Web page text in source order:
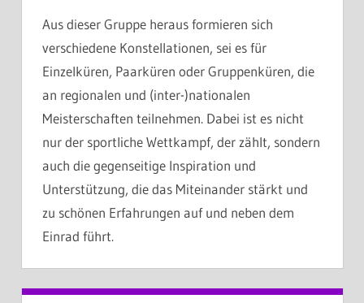
Aus dieser Gruppe heraus formieren sich
verschiedene Konstellationen, sei es für
Einzelküren, Paarküren oder Gruppenküren, die
an regionalen und (inter-)nationalen
Meisterschaften teilnehmen. Dabei ist es nicht
nur der sportliche Wettkampf, der zählt, sondern
auch die gegenseitige Inspiration und
Unterstützung, die das Miteinander stärkt und
zu schönen Erfahrungen auf und neben dem
Einrad führt.